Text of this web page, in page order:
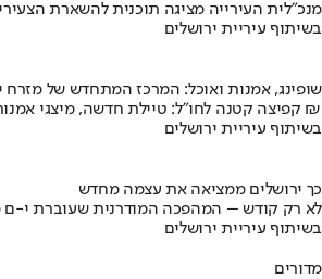
מנכ"לית העירייה מציגה תוכנית להשארת
בשיתוף עיריית ירושלים
שופינג, אמנות ואוכל: המרכז המתחדש של מזרח
קפיצה קטנה לחו"ל: טיילת חדשה, מיצגי אמנות, וכיכרות משופצות בהשקעה של 100 מיליון ₪
בשיתוף עיריית ירושלים
כך ירושלים ממציאה את עצמה מחדש
לא רק קודש – המהפכה המודרנית שעוברת י-ם
בשיתוף עיריית ירושלים
מדורים